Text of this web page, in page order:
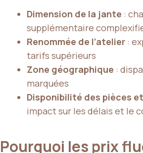
Dimension de la jante :
supplémentaire
Renommée de l’atelier :
tarifs supérieurs
Zone géographique :
marquées
Disponibilité des pièces
impact sur les délais et le
Pourquoi les prix